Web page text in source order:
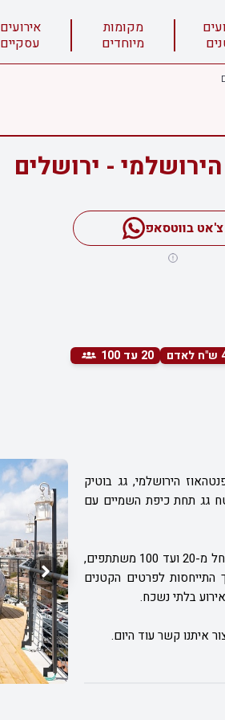
מקומות
מיוחדים
אירועים
עסקיים
- ירושלים
צ'אט בווטסאפ
20 עד 100
הירושלמי, גג בוטיק
גג תחת כיפת השמיים עם
במקום, תוכלו לקיים את כל סוגי האירועים הפרטיים והעסקיים כאחד, לקהל של החל מ-20 ועד 100 משתתפים,
התייחסות לפרטים הקטנים
בלתי נשכח.
איתנו קשר עוד היום.